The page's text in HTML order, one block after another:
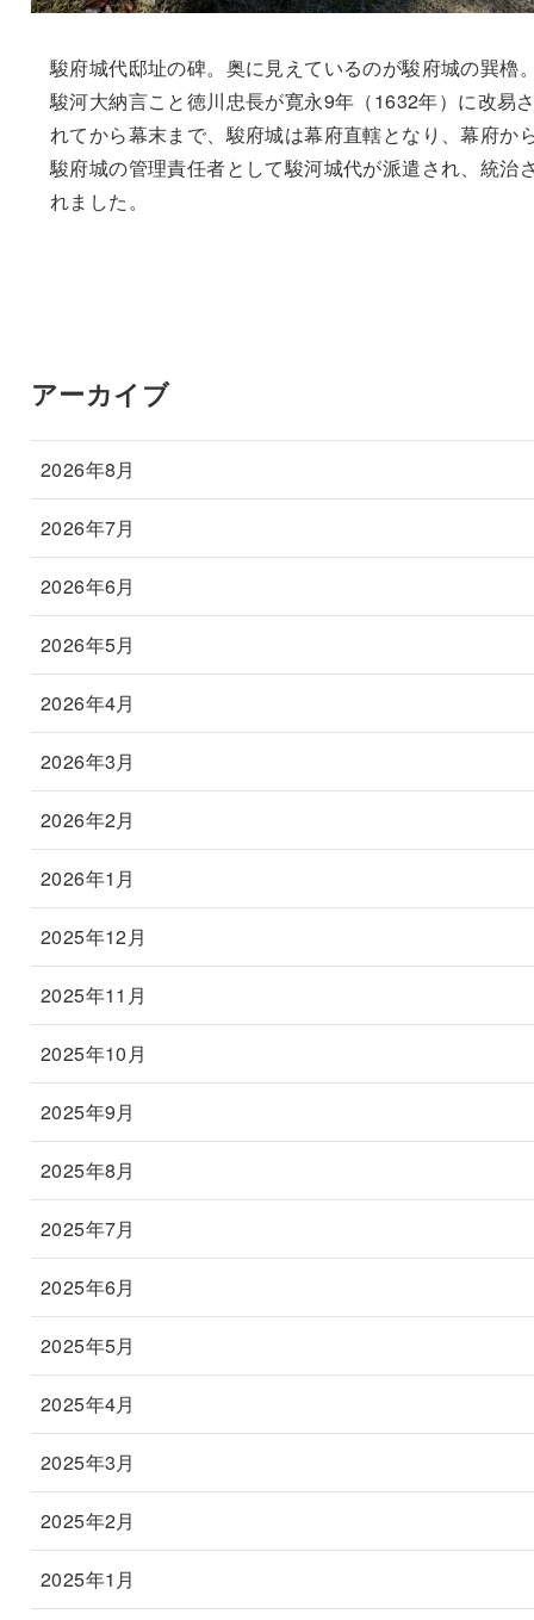
駿府城代邸址の碑。奥に見えているのが駿府城の巽櫓
駿河大納言こと徳川忠長が寛永9年（1632年）に改易
れてから幕末まで、駿府城は幕府直轄となり、幕府か
駿府城の管理責任者として駿河城代が派遣され、統治
れました。
アーカイブ
2026年8月
2026年7月
2026年6月
2026年5月
2026年4月
2026年3月
2026年2月
2026年1月
2025年12月
2025年11月
2025年10月
2025年9月
2025年8月
2025年7月
2025年6月
2025年5月
2025年4月
2025年3月
2025年2月
2025年1月